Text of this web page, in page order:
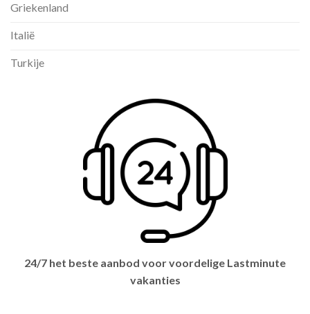
Griekenland
Italië
Turkije
24/7 het beste aanbod voor voordelige Lastminute
vakanties